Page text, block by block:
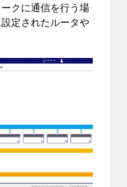
クに通信を行う場
定されたルータや